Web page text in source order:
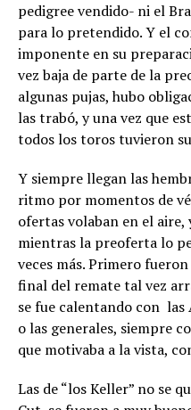
pedigree vendido- ni el
para lo pretendido. Y el
imponente en su
vez baja de parte de la
algunas pujas, hubo
las trabó, y una vez que
todos los toros tuvieron
Y siempre llegan las
ritmo por momentos de
ofertas volaban en el aire,
mientras la preoferta lo
veces más. Primero
final del remate tal vez
se fue calentando con las
o las generales, siempre
que motivaba a la vista,
Las de “los Keller” no se